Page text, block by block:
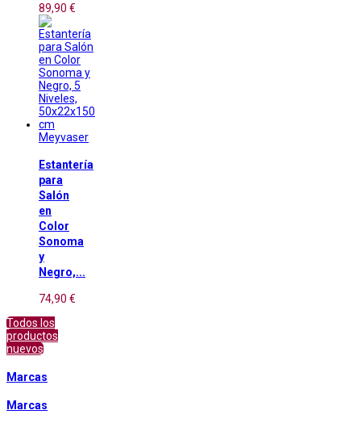
89,90 €
Meyvaser
Estantería
para
Salón
en
Color
Sonoma
y
Negro,...
74,90 €
Todos los
productos
nuevos
Marcas
Marcas